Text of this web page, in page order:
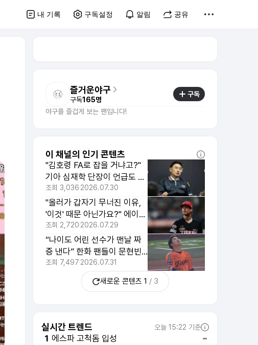
내 기록 구독설정 알림 공유
즐거운야구
구독165명
구독
야구를 즐겁게 보는 팬입니다!
이 채널의 인기 콘텐츠
"김호령 FA로 잡을 거냐고?"
기아 심재학 단장이 언급도 안
하는 진짜 이유
조회 3,036 2026.07.30
"올러가 갑자기 무너진 이유,
'이것' 때문 아닌가요?" 에이스
들이 줄줄이 쓰러지는 이유
조회 2,720 2026.07.29
“나이도 어린 선수가 맨날 짜
증 낸다” 한화 팬들이 문현빈
비난하는 이유
조회 7,497 2026.07.31
새로운 콘텐츠 1 / 3
실시간 트렌드 오늘 15:22 기준
1 에스파 고척돔 입성